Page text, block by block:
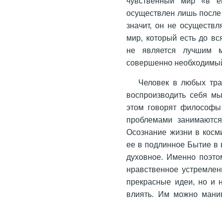
осуществлен лишь
значит, он не
мир, который есть до
не является лучшим
совершенно
Человек в любых
воспроизводить себя
этом говорят
проблемами
Осознание жизни в
ее в подлинное Бытие в
духовное. Именно
нравственное
прекрасные идеи, но и
влиять. Им можно